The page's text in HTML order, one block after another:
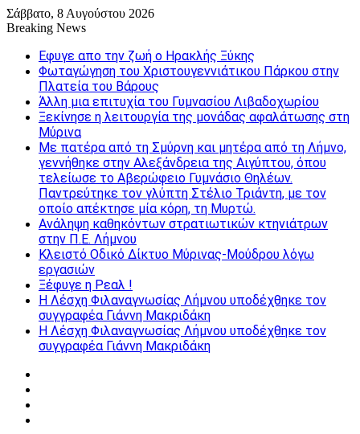
Σάββατο, 8 Αυγούστου 2026
Breaking News
Εφυγε απο την ζωή o Ηρακλής Ξύκης
Φωταγώγηση του Χριστουγεννιάτικου Πάρκου στην
Πλατεία του Βάρους
Άλλη μια επιτυχία του Γυμνασίου Λιβαδοχωρίου
Ξεκίνησε η λειτουργία της μονάδας αφαλάτωσης στη
Μύρινα
Με πατέρα από τη Σμύρνη και μητέρα από τη Λήμνο,
γεννήθηκε στην Αλεξάνδρεια της Αιγύπτου, όπου
τελείωσε το Αβερώφειο Γυμνάσιο Θηλέων.
Παντρεύτηκε τον γλύπτη Στέλιο Τριάντη, με τον
οποίο απέκτησε μία κόρη, τη Μυρτώ.
Ανάληψη καθηκόντων στρατιωτικών κτηνιάτρων
στην Π.Ε. Λήμνου
Κλειστό Οδικό Δίκτυο Μύρινας-Μούδρου λόγω
εργασιών
Ξέφυγε η Ρεαλ !
Η Λέσχη Φιλαναγνωσίας Λήμνου υποδέχθηκε τον
συγγραφέα Γιάννη Μακριδάκη
Η Λέσχη Φιλαναγνωσίας Λήμνου υποδέχθηκε τον
συγγραφέα Γιάννη Μακριδάκη